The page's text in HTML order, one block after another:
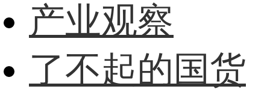
产业观察
了不起的国货